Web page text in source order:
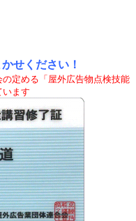
せください！
定める「屋外広告物点検技能
います